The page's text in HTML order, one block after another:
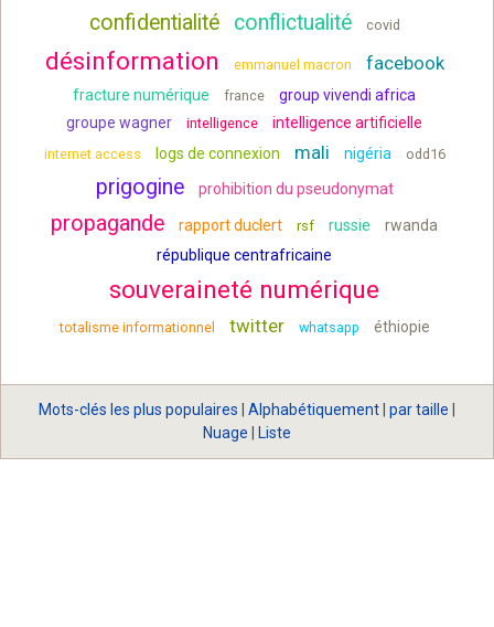
confidentialité conflictualité covid
désinformation emmanuel macron facebook
fracture numérique france
group vivendi africa
groupe wagner
intelligence intelligence artificielle
internet access logs de connexion mali nigéria odd16
prigogine prohibition du pseudonymat
propagande rapport duclert rsf russie
rwanda
république centrafricaine
souveraineté numérique
totalisme informationnel twitter whatsapp éthiopie
Mots-clés les plus populaires Alphabétiquement par taille
Nuage
Liste